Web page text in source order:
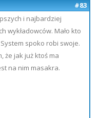
#83
i najbardziej
wykładowców. Mało kto
spoko robi swoje.
że jak już ktoś ma
na nim masakra.